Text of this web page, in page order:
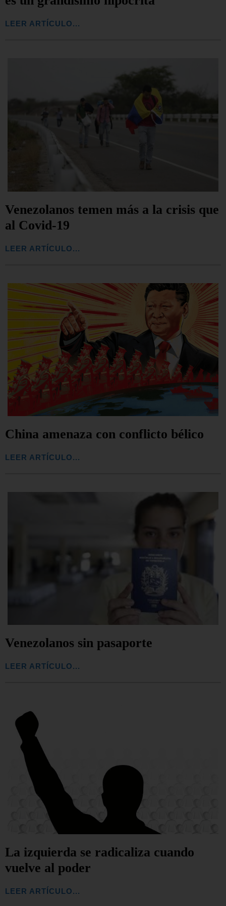
LEER ARTÍCULO...
Venezolanos temen más a la crisis que
al Covid-19
LEER ARTÍCULO...
China amenaza con conflicto bélico
LEER ARTÍCULO...
Venezolanos sin pasaporte
LEER ARTÍCULO...
La izquierda se radicaliza cuando
vuelve al poder
LEER ARTÍCULO...